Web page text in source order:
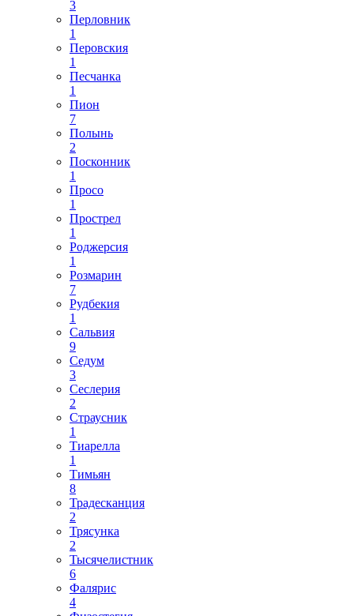
3
Перловник
1
Перовския
1
Песчанка
1
Пион
7
Полынь
2
Посконник
1
Просо
1
Прострел
1
Роджерсия
1
Розмарин
7
Рудбекия
1
Сальвия
9
Седум
3
Сеслерия
2
Страусник
1
Тиарелла
1
Тимьян
8
Традесканция
2
Трясунка
2
Тысячелистник
6
Фалярис
4